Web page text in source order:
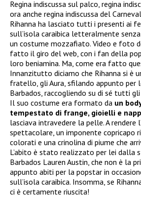
Regina indiscussa sul palco, regina
ora anche regina indiscussa del
Rihanna ha lasciato tutti i presenti ai
sull’isola caraibica letteralmente
un costume mozzafiato. Video e foto
fatto il giro del web, con i fan della
loro beniamina. Ma, come era fatto
Innanzitutto diciamo che Rihanna si è
fratello, gli Aura, sfilando appunto per
Barbados, raccogliendo su di sé tutti
Il suo costume era formato da un
tempestato di frange, gioielli e
lasciava intravedere la pelle. A rendere
spettacolare, un imponente copricapo
colorati e una crinolina di piume che
L’abito è stato realizzato per lei dalla
Barbados Lauren Austin, che non è la
appunto abiti per la popstar in
sull’isola caraibica. Insomma, se
ci è certamente riuscita!